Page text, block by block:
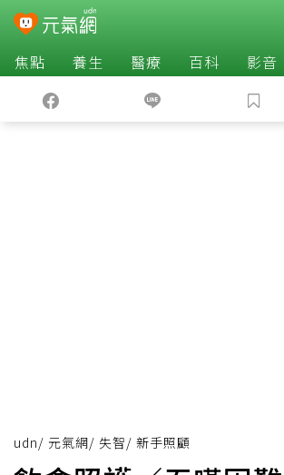
焦點 養生 醫療 百科 影音
udn/ 元氣網/ 失智/ 新手照顧